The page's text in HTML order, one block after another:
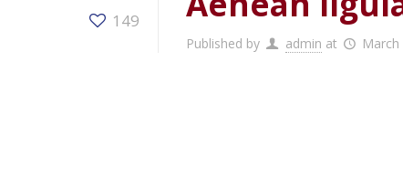
149
Published by admin at